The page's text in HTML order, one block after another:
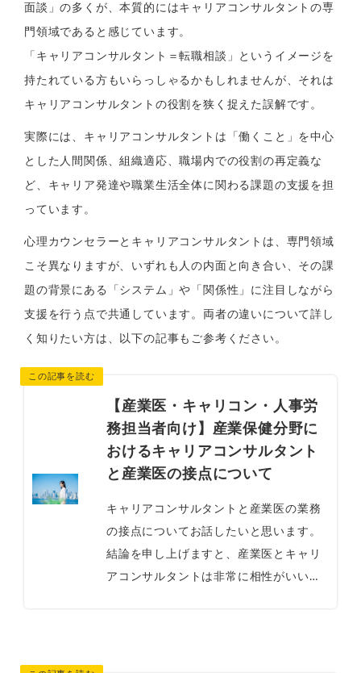
面談」の多くが、本質的にはキャリアコンサルタントの専
門領域であると感じています。
「キャリアコンサルタント＝転職相談」というイメージを
持たれている方もいらっしゃるかもしれませんが、それは
キャリアコンサルタントの役割を狭く捉えた誤解です。
実際には、キャリアコンサルタントは「働くこと」を中心
とした人間関係、組織適応、職場内での役割の再定義な
ど、キャリア発達や職業生活全体に関わる課題の支援を担
っています。
心理カウンセラーとキャリアコンサルタントは、専門領域
こそ異なりますが、いずれも人の内面と向き合い、その課
題の背景にある「システム」や「関係性」に注目しながら
支援を行う点で共通しています。両者の違いについて詳し
く知りたい方は、以下の記事もご参考ください。
【産業医・キャリコン・人事労
務担当者向け】産業保健分野に
おけるキャリアコンサルタント
と産業医の接点について
キャリアコンサルタントと産業医の業務
の接点についてお話したいと思います。
結論を申し上げますと、産業医とキャリ
アコンサルタントは非常に相性がいいで